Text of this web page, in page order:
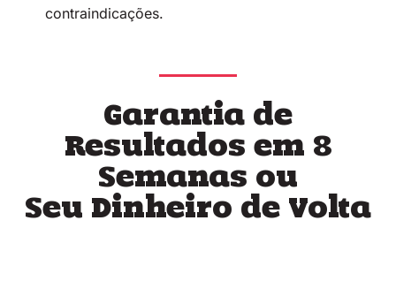
contraindicações.
Garantia de
Resultados em 8
Semanas ou
Seu Dinheiro de Volta